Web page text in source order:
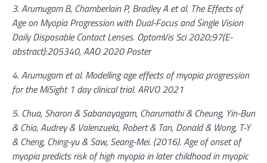
3. Arumugam B, Chamberlain P, Bradley A et al. The Effects of
Age on Myopia Progression with Dual-Focus and Single Vision
Daily Disposable Contact Lenses. OptomVis Sci 2020;97(E-
abstract):205340, AAO 2020 Poster
4. Arumugam et al. Modelling age effects of myopia progression
for the MiSight 1 day clinical trial. ARVO 2021
5. Chua, Sharon & Sabanayagam, Charumathi & Cheung, Yin-Bun
& Chia, Audrey & Valenzuela, Robert & Tan, Donald & Wong, T-Y
& Cheng, Ching-yu & Saw, Seang-Mei. (2016). Age of onset of
myopia predicts risk of high myopia in later childhood in myopic